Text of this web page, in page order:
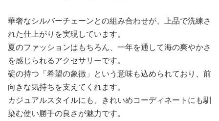
華奢なシルバーチェーンとの組み合わせが、上品で洗練さ
れた仕上がりを実現しています。
夏のファッションはもちろん、一年を通して海の爽やかさ
を感じられるアクセサリーです。
碇の持つ「希望の象徴」という意味も込められており、前
向きな気持ちを支えてくれます。
カジュアルスタイルにも、きれいめコーディネートにも馴
染む使い勝手の良さが魅力です。